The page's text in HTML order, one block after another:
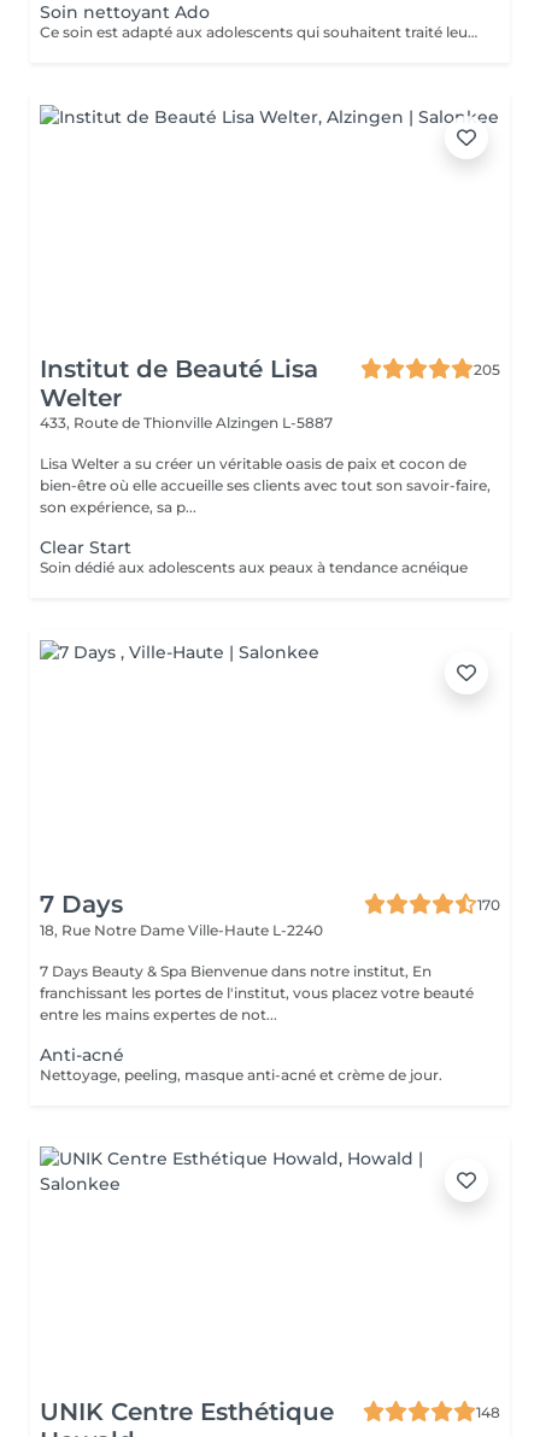
Soin nettoyant Ado
Ce soin est adapté aux adolescents qui souhaitent traité leurs acné ou avoir une peau plus lisse et lumineuse !
Institut de Beauté Lisa
Welter
205
433, Route de Thionville Alzingen L-5887
Lisa Welter a su créer un véritable oasis de paix et cocon de
bien-être où elle accueille ses clients avec tout son savoir-faire,
son expérience, sa p...
Clear Start
Soin dédié aux adolescents aux peaux à tendance acnéique
7 Days
170
18, Rue Notre Dame Ville-Haute L-2240
7 Days Beauty & Spa Bienvenue dans notre institut, En
franchissant les portes de l'institut, vous placez votre beauté
entre les mains expertes de not...
Anti-acné
Nettoyage, peeling, masque anti-acné et crème de jour.
UNIK Centre Esthétique
148